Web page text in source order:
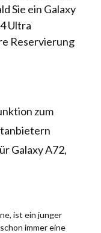
Sie ein Galaxy
Ultra
Reservierung
zum
Galaxy A72,
ist ein junger
immer eine